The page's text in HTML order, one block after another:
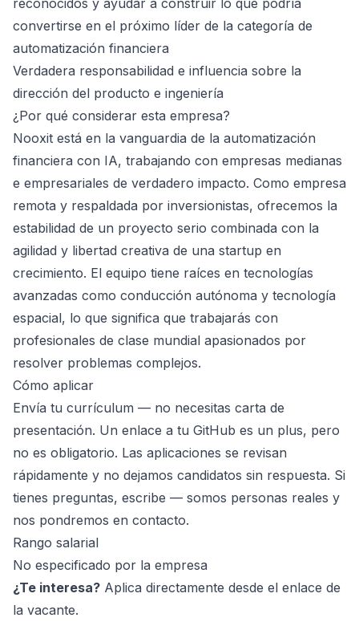
reconocidos y ayudar a construir lo que podría
convertirse en el próximo líder de la categoría de
automatización financiera
Verdadera responsabilidad e influencia sobre la
dirección del producto e ingeniería
¿Por qué considerar esta empresa?
Nooxit está en la vanguardia de la automatización
financiera con IA, trabajando con empresas medianas
e empresariales de verdadero impacto. Como empresa
remota y respaldada por inversionistas, ofrecemos la
estabilidad de un proyecto serio combinada con la
agilidad y libertad creativa de una startup en
crecimiento. El equipo tiene raíces en tecnologías
avanzadas como conducción autónoma y tecnología
espacial, lo que significa que trabajarás con
profesionales de clase mundial apasionados por
resolver problemas complejos.
Cómo aplicar
Envía tu currículum — no necesitas carta de
presentación. Un enlace a tu GitHub es un plus, pero
no es obligatorio. Las aplicaciones se revisan
rápidamente y no dejamos candidatos sin respuesta. Si
tienes preguntas, escribe — somos personas reales y
nos pondremos en contacto.
Rango salarial
No especificado por la empresa
¿Te interesa? Aplica directamente desde el enlace de
la vacante.